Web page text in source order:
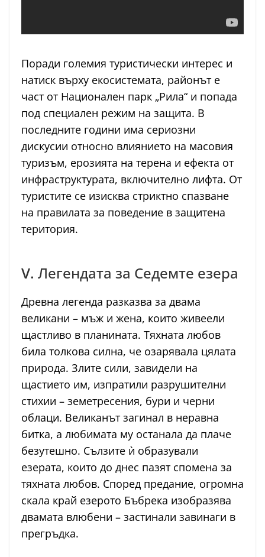
Поради големия туристически интерес и
натиск върху екосистемата, районът е
част от Национален парк „Рила“ и попада
под специален режим на защита. В
последните години има сериозни
дискусии относно влиянието на масовия
туризъм, ерозията на терена и ефекта от
инфраструктурата, включително лифта. От
туристите се изисква стриктно спазване
на правилата за поведение в защитена
територия.
V. Легендата за Седемте езера
Древна легенда разказва за двама
великани – мъж и жена, които живеели
щастливо в планината. Тяхната любов
била толкова силна, че озарявала цялата
природа. Злите сили, завидели на
щастието им, изпратили разрушителни
стихии – земетресения, бури и черни
облаци. Великанът загинал в неравна
битка, а любимата му останала да плаче
безутешно. Сълзите ѝ образували
езерата, които до днес пазят спомена за
тяхната любов. Според предание, огромна
скала край езерото Бъбрека изобразява
двамата влюбени – застинали завинаги в
прегръдка.